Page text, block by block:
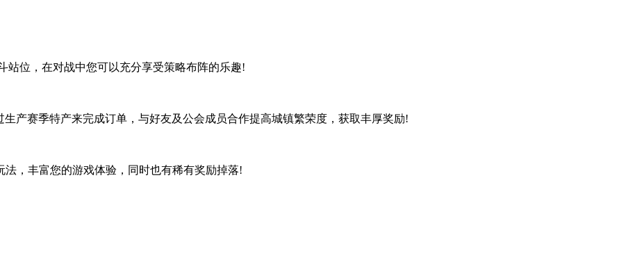
位，在对战中您可以充分享受策略布阵的乐趣!
赛季特产来完成订单，与好友及公会成员合作提高城镇繁荣度，获取丰厚奖励!
，丰富您的游戏体验，同时也有稀有奖励掉落!